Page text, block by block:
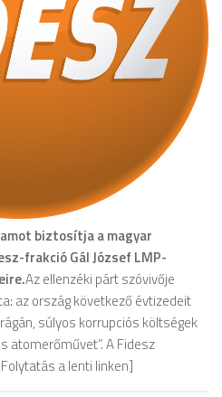
biztosítja a magyar
frakció Gál József LMP-
Az ellenzéki párt szóvivője
az ország következő évtizedeit
súlyos korrupciós költségek
atomerőművet”. A Fidesz
a lenti linken]